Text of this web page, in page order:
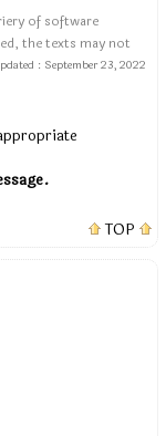
of software
the texts may not
: September 23, 2022
TOP